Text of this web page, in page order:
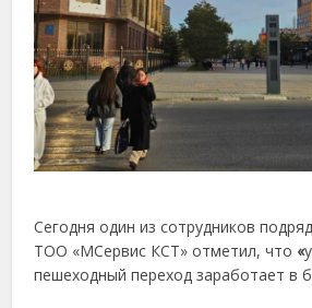
Сегодня один из сотрудников
ТОО «МСервис КСТ» отметил, что «
пешеходный переход заработает в